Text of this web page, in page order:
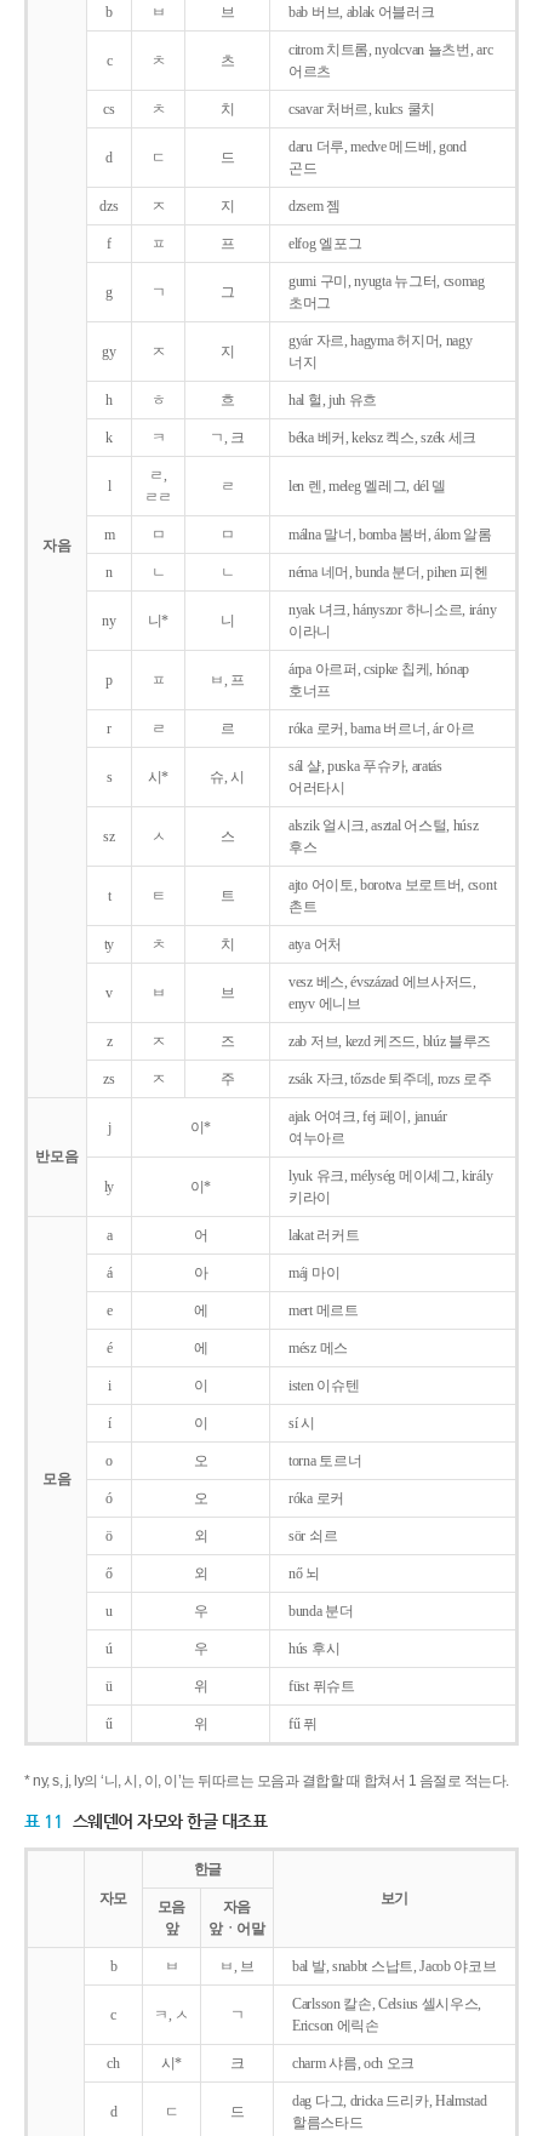
자음
b ㅂ 브 bab 버브, ablak 어블러크
c ㅊ 츠
citrom 치트롬, nyolcvan 뇰츠번, arc
어르츠
cs ㅊ 치 csavar 처버르, kulcs 쿨치
d ㄷ 드
daru 더루, medve 메드베, gond
곤드
dzs ㅈ 지 dzsem 젬
f ㅍ 프 elfog 엘포그
g ㄱ 그
gumi 구미, nyugta 뉴그터, csomag
초머그
gy ㅈ 지
gyár 자르, hagyma 허지머, nagy
너지
h ㅎ 흐 hal 헐, juh 유흐
k ㅋ ㄱ, 크 béka 베커, keksz 켁스, szék 세크
l
ㄹ,
ㄹㄹ
ㄹ len 렌, meleg 멜레그, dél 델
m ㅁ ㅁ málna 말너, bomba 봄버, álom 알롬
n ㄴ ㄴ néma 네머, bunda 분더, pihen 피헨
ny 니* 니
nyak 녀크, hányszor 하니소르, irány
이라니
p ㅍ ㅂ, 프
árpa 아르퍼, csipke 칩케, hónap
호너프
r ㄹ 르 róka 로커, barna 버르너, ár 아르
s 시* 슈, 시
sál 샬, puska 푸슈카, aratás
어러타시
sz ㅅ 스
alszik 얼시크, asztal 어스털, húsz
후스
t ㅌ 트
ajto 어이토, borotva 보로트버, csont
촌트
ty ㅊ 치 atya 어처
v ㅂ 브
vesz 베스, évszázad 에브사저드,
enyv 에니브
z ㅈ 즈 zab 저브, kezd 케즈드, blúz 블루즈
zs ㅈ 주 zsák 자크, tőzsde 퇴주데, rozs 로주
반모음
j 이*
ajak 어여크, fej 페이, január
여누아르
ly 이*
lyuk 유크, mélység 메이셰그, király
키라이
모음
a 어 lakat 러커트
á 아 máj 마이
e 에 mert 메르트
é 에 mész 메스
i 이 isten 이슈텐
í 이 sí 시
o 오 torna 토르너
ó 오 róka 로커
ö 외 sör 쇠르
ő 외 nő 뇌
u 우 bunda 분더
ú 우 hús 후시
ü 위 füst 퓌슈트
ű 위 fű 퓌
* ny, s, j, ly의 ‘니, 시, 이, 이’는 뒤따르는 모음과 결합할 때 합쳐서 1 음절로 적는다.
표 11 스웨덴어 자모와 한글 대조표
자모
한글
보기
모음
앞
자음
앞ㆍ어말
b ㅂ ㅂ, 브 bal 발, snabbt 스납트, Jacob 야코브
c ㅋ, ㅅ ㄱ
Carlsson 칼손, Celsius 셀시우스,
Ericson 에릭손
ch 시* 크 charm 샤름, och 오크
d ㄷ 드
dag 다그, dricka 드리카, Halmstad
할름스타드